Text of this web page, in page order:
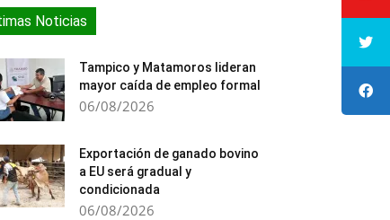
Noticias
Tampico y Matamoros lideran
mayor caída de empleo formal
06/08/2026
Exportación de ganado bovino
a EU será gradual y
condicionada
06/08/2026